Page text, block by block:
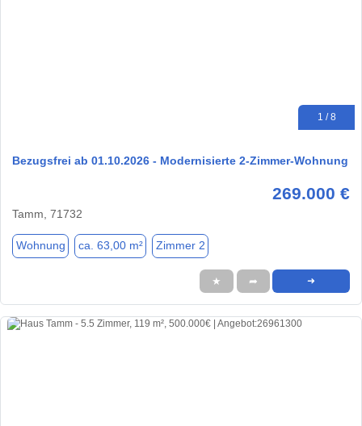
1 / 8
Bezugsfrei ab 01.10.2026 - Modernisierte 2-Zimmer-Wohnung
269.000 €
Tamm, 71732
Wohnung ca. 63,00 m² Zimmer 2
★ ➦ ➜